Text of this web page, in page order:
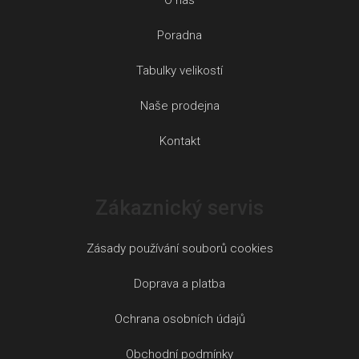
Poradna
Tabulky velikostí
Naše prodejna
Kontakt
Zásady používání souborů cookies
Doprava a platba
Ochrana osobních údajů
Obchodní podmínky